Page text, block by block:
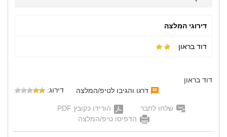
דירוגי המלצה
דוד בראון
דוד בראון
דרגו והגיבו לטיפ/המלצה
דירוג:
שלחו לחבר
הורידו כקובץ PDF
הדפיסו טיפ/המלצה